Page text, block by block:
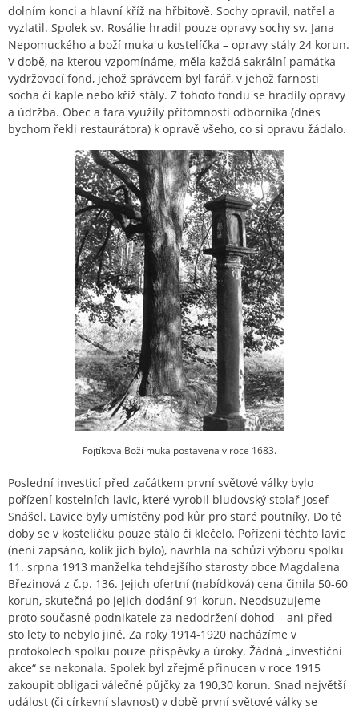
dolním konci a hlavní kříž na hřbitově. Sochy opravil, natřel a
vyzlatil. Spolek sv. Rosálie hradil pouze opravy sochy sv. Jana
Nepomuckého a boží muka u kostelíčka – opravy stály 24 korun.
V době, na kterou vzpomínáme, měla každá sakrální památka
vydržovací fond, jehož správcem byl farář, v jehož farnosti
socha či kaple nebo kříž stály. Z tohoto fondu se hradily opravy
a údržba. Obec a fara využily přítomnosti odborníka (dnes
bychom řekli restaurátora) k opravě všeho, co si opravu žádalo.
Fojtíkova Boží muka postavena v roce 1683.
Poslední investicí před začátkem první světové války bylo
pořízení kostelních lavic, které vyrobil bludovský stolař Josef
Snášel. Lavice byly umístěny pod kůr pro staré poutníky. Do té
doby se v kostelíčku pouze stálo či klečelo. Pořízení těchto lavic
(není zapsáno, kolik jich bylo), navrhla na schůzi výboru spolku
11. srpna 1913 manželka tehdejšího starosty obce Magdalena
Březinová z č.p. 136. Jejich ofertní (nabídková) cena činila 50-60
korun, skutečná po jejich dodání 91 korun. Neodsuzujeme
proto současné podnikatele za nedodržení dohod – ani před
sto lety to nebylo jiné. Za roky 1914-1920 nacházíme v
protokolech spolku pouze příspěvky a úroky. Žádná „investiční
akce“ se nekonala. Spolek byl zřejmě přinucen v roce 1915
zakoupit obligaci válečné půjčky za 190,30 korun. Snad největší
událost (či církevní slavnost) v době první světové války se